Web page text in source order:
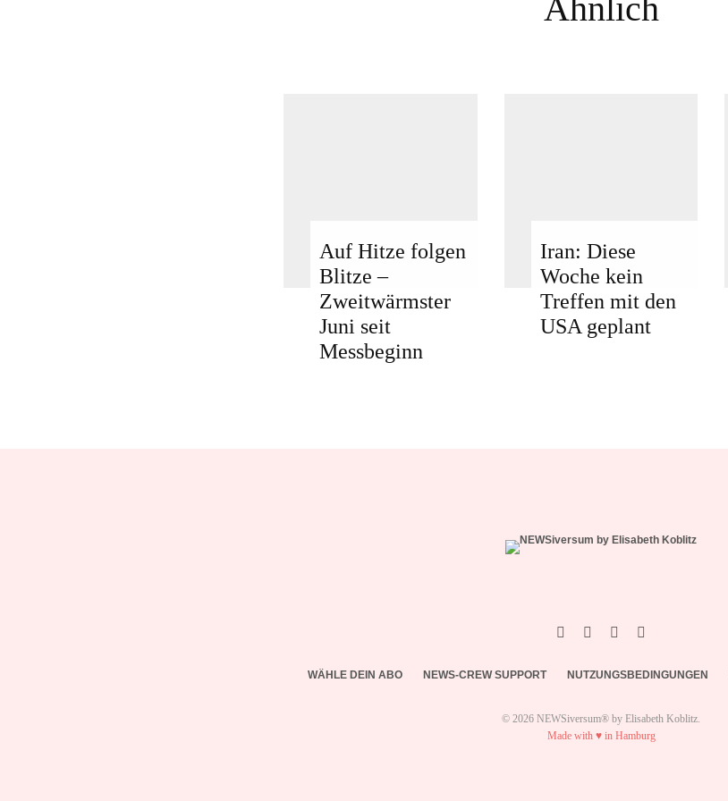
Ähnlich
Auf Hitze folgen
Blitze –
Zweitwärmster
Juni seit
Messbeginn
Iran: Diese
Woche kein
Treffen mit den
USA geplant
WÄHLE DEIN ABO NEWS-CREW SUPPORT NUTZUNGSBEDINGUNGEN
© 2026 NEWSiversum® by Elisabeth Koblitz.
Made with ♥ in Hamburg